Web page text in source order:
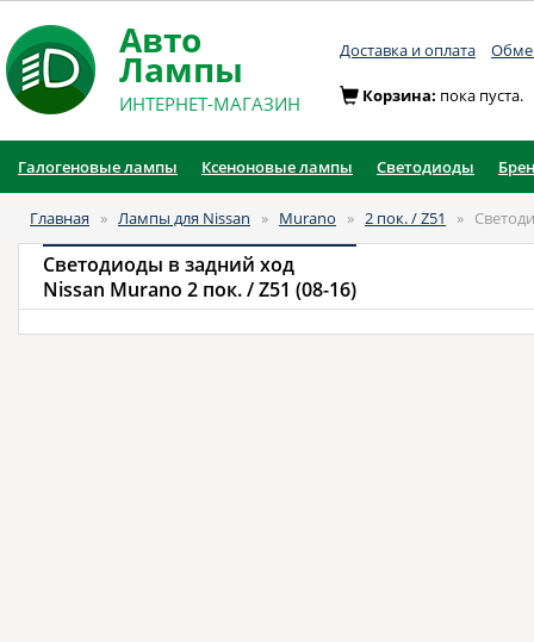
Авто
Лампы
ИНТЕРНЕТ-МАГАЗИН
Доставка и оплата
Корзина: пока пуста.
Галогеновые лампы Ксеноновые лампы Светодиоды
Главная » Лампы для Nissan » Murano » 2 пок. / Z51 »
Светодиоды в задний ход
Nissan Murano 2 пок. / Z51 (08-16)